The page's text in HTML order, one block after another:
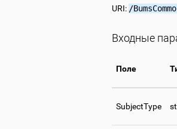
URI: /
Входные
Поле
SubjectType